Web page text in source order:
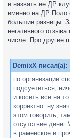
и назвать ее ДР
именно на ДР Поло
большие разницы.
негативного
числе. Про другие
DemixX писал(а):
по организации
подсуетиться,
и косить все на
корректно. ну
этом говорить,
отсутствие
в раменское и